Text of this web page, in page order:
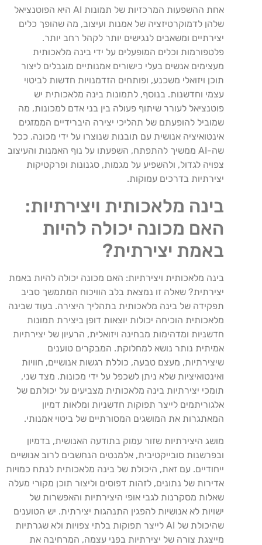
אחת ההשפעות המרכזיות של תמונות AI היא הפוטנציאל
שלהן לדמוקרטיזציה של אמנות ועיצוב, מה שהופך כלים
יצירתיים ומשאבים לנגישים יותר לקהל רחב יותר.
פלטפורמות וכלים המופעלים על ידי בינה מלאכותית
מעצימים אנשים בעלי כישורים אמנותיים מוגבלים ליצור
תוכן ויזואלי משכנע, ופותחים הזדמנויות חדשות לביטוי
עצמי וחדשנות. בנוסף, לתמונות בינה מלאכותית יש
פוטנציאל לעורר שיתוף פעולה בין בני אדם למכונות, מה
שמוביל להופעתם של תהליכי יצירה היברידיים הממזגים
אינטואיציה אנושית עם תובנות שנוצרו על ידי מכונה. ככל
שה-AI ממשיך להתפתח, השפעתו על נוף האמנות והעיצוב
צפויה לגדול, ולהשפיע על מגמות, סגנונות ופרקטיקות
יצירתיות בדרכים עמוקות.
בינה מלאכותית ויצירתיות:
האם מכונה יכולה להיות
באמת יצירתית?
בינה מלאכותית ויצירתיות: האם מכונה יכולה להיות באמת
יצירתית? שאלה זו נמצאת בלב הוויכוח המתמשך סביב
תפקידה של בינה מלאכותית בתהליך היצירה. בעוד שבינה
מלאכותית הוכיחה יכולות יוצאות דופן ביצירת תמונות
חדשניות ומדהימות מבחינה ויזואלית, הרעיון של יצירתיות
אמיתית נותר נושא למחלוקת. המבקרים טוענים
שיצירתיות, מעצם טבעה, כוללת רגשות אנושיים, חוויות
ואינטואיציות שלא ניתן לשכפל על ידי מכונות. מצד שני,
תומכי יצירתיות בינה מלאכותית מצביעים על יכולתם של
אלגוריתמים לייצר תפוקות חדשניות ומלאות דמיון
המאתגרות את המושגים המסורתיים של ביטוי אמנותי.
מושג היצירתיות שזור עמוק בתודעה האנושית, בדמיון
ובפרשנות סובייקטיבית, אלמנטים הנחשבים לרוב אנושיים
ייחודיים. עם זאת, היכולת של בינה מלאכותית לנתח כמויות
אדירות של נתונים, לזהות דפוסים וליצור תוכן מקורי מעלה
שאלות מסקרנות לגבי אופי היצירתיות והאפשרות של
ישויות לא אנושיות להפגין התנהגות יצירתית. יש הטוענים
שהיכולת של AI לייצר תפוקות בלתי צפויות ולא שגרתיות
מייצגת צורה של יצירתיות בפני עצמה, המרחיבה את